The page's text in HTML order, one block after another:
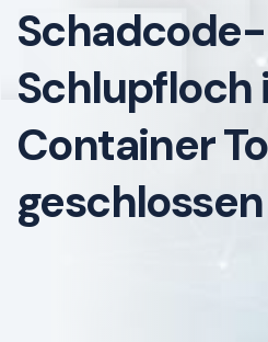
Schadcode-
Schlupfloch
Container
geschlossen